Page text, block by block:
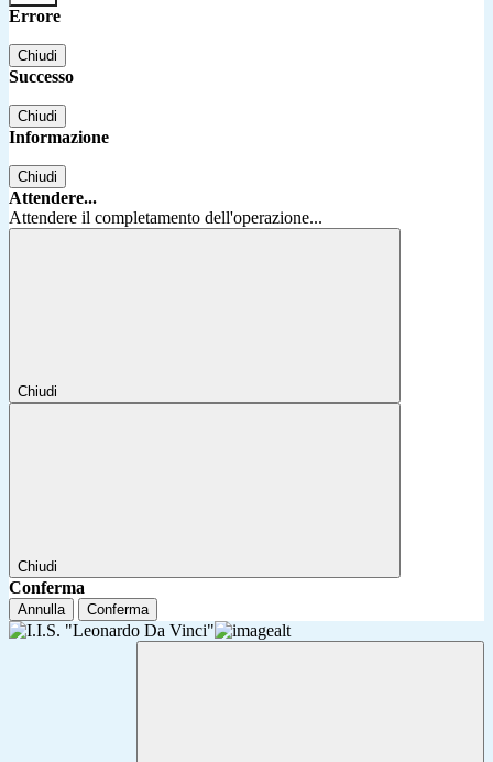
Errore
Chiudi
Successo
Chiudi
Informazione
Chiudi
Attendere...
Attendere il completamento dell'operazione...
Chiudi
Chiudi
Conferma
Annulla Conferma